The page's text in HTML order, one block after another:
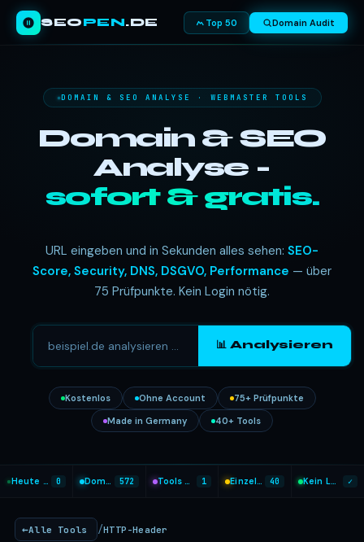
SEOPEN.DE Top 50 Domain Audit
DOMAIN & SEO ANALYSE · WEBMASTER TOOLS
Domain & SEO
Analyse -
sofort & gratis.
URL eingeben und in Sekunden alles sehen: SEO-
Score, Security, DNS, DSGVO, Performance — über
75 Prüfpunkte. Kein Login nötig.
📊 Analysieren
Kostenlos Ohne Account
75+ Prüfpunkte
Made in Germany
40+ Tools
Heute analysiert 0 Domains geprüft 572 Tools heute genutzt 1 Einzel-Tools 40 Kein Login nötig ✓
Alle Tools /HTTP-Header